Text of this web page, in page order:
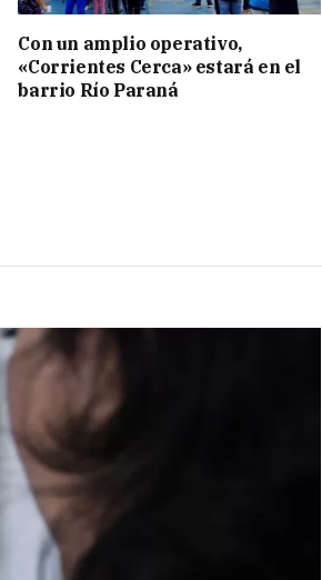
Con un amplio operativo,
«Corrientes Cerca» estará en el
barrio Río Paraná